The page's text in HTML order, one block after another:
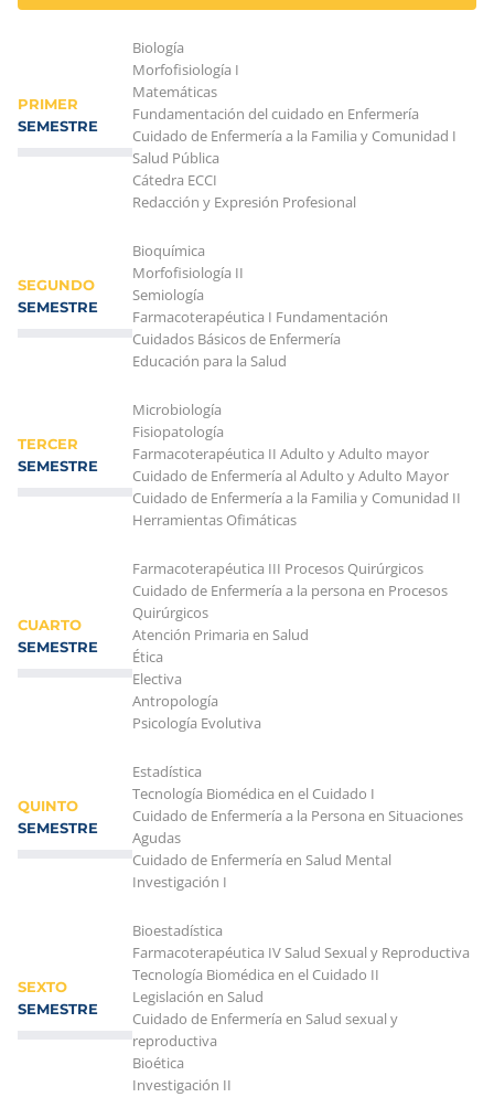
PRIMER
SEMESTRE
Biología
Morfofisiología I
Matemáticas
Fundamentación del cuidado en Enfermería
Cuidado de Enfermería a la Familia y Comunidad I
Salud Pública
Cátedra ECCI
Redacción y Expresión Profesional
SEGUNDO
SEMESTRE
Bioquímica
Morfofisiología II
Semiología
Farmacoterapéutica I Fundamentación
Cuidados Básicos de Enfermería
Educación para la Salud
TERCER
SEMESTRE
Microbiología
Fisiopatología
Farmacoterapéutica II Adulto y Adulto mayor
Cuidado de Enfermería al Adulto y Adulto Mayor
Cuidado de Enfermería a la Familia y Comunidad II
Herramientas Ofimáticas
CUARTO
SEMESTRE
Farmacoterapéutica III Procesos Quirúrgicos
Cuidado de Enfermería a la persona en Procesos
Quirúrgicos
Atención Primaria en Salud
Ética
Electiva
Antropología
Psicología Evolutiva
QUINTO
SEMESTRE
Estadística
Tecnología Biomédica en el Cuidado I
Cuidado de Enfermería a la Persona en Situaciones
Agudas
Cuidado de Enfermería en Salud Mental
Investigación I
SEXTO
SEMESTRE
Bioestadística
Farmacoterapéutica IV Salud Sexual y Reproductiva
Tecnología Biomédica en el Cuidado II
Legislación en Salud
Cuidado de Enfermería en Salud sexual y
reproductiva
Bioética
Investigación II